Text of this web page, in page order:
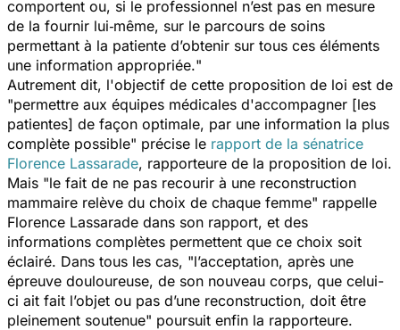
comportent ou, si le professionnel n’est pas en mesure
de la fournir lui‑même, sur le parcours de soins
permettant à la patiente d’obtenir sur tous ces éléments
une information appropriée."
Autrement dit, l'objectif de cette proposition de loi est de
"permettre aux équipes médicales d'accompagner [les
patientes] de façon optimale, par une information la plus
complète possible" précise le rapport de la sénatrice
Florence Lassarade, rapporteure de la proposition de loi.
Mais "le fait de ne pas recourir à une reconstruction
mammaire relève du choix de chaque femme" rappelle
Florence Lassarade dans son rapport, et des
informations complètes permettent que ce choix soit
éclairé. Dans tous les cas, "l’acceptation, après une
épreuve douloureuse, de son nouveau corps, que celui-
ci ait fait l’objet ou pas d’une reconstruction, doit être
pleinement soutenue" poursuit enfin la rapporteure.